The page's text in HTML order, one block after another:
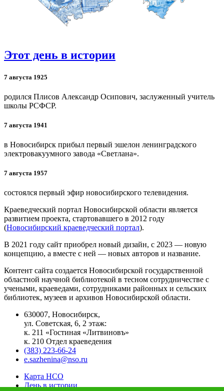
Этот день в истории
7 августа 1925
родился Плисов Александр Осипович, заслуженный учитель
школы РСФСР.
7 августа 1941
в Новосибирск прибыл первый эшелон ленинградского
электровакуумного завода «Светлана».
7 августа 1957
состоялся первый эфир новосибирского телевидения.
Краеведческий портал Новосибирской области является
развитием проекта, стартовавшего в 2012 году
(Новосибирский краеведческий портал).
В 2021 году сайт приобрел новый дизайн, с 2023 — новую
концепцию, а вместе с ней — новых авторов и название.
Контент сайта создается Новосибирской государственной
областной научной библиотекой в тесном сотрудничестве с
учеными, краеведами, сотрудниками районных и сельских
библиотек, музеев и архивов Новосибирской области.
630007, Новосибирск,
ул. Советская, 6, 2 этаж:
к. 211 «Гостиная «Литвиновъ»
к. 210 Отдел краеведения
(383) 223-66-24
e.sazhenina@nso.ru
Карта НСО
День в истории